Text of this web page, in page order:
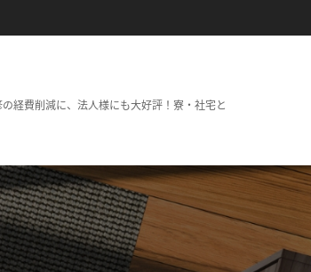
経費削減に、法人様にも大好評！寮・社宅と